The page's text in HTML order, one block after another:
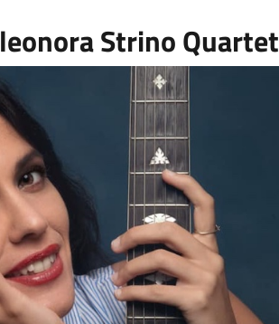
Strino Quartet